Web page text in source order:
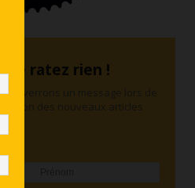
Ne ratez rien !
enverrons un message lors de